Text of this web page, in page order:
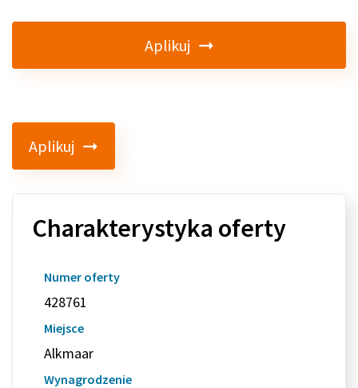
Aplikuj
Aplikuj
Charakterystyka oferty
Numer oferty
428761
Miejsce
Alkmaar
Wynagrodzenie